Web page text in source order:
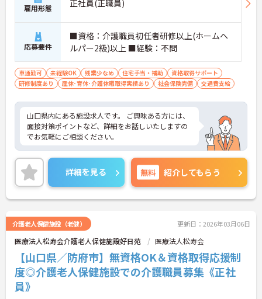
雇用形態 正社員(正職員)
応募要件
■資格：介護職員初任者研修以上(ホームヘ
ルパー2級)以上 ■経験：不問
車通勤可 未経験OK 残業少なめ 住宅手当・補助
資格取得サポート
研修制度あり
産休･育休･介護休暇取得実績あり 社会保険完備 交通費支給
山口県内にある施設求人です。 ご興味ある方には、
面接対策ポイントなど、詳細をお話しいたしますの
でお気軽にご相談ください。
詳細を見る 無料 紹介してもらう
介護老人保健施設（老健） 更新日：2026年03月06日
医療法人松寿会介護老人保健施設好日苑 医療法人松寿会
【山口県／防府市】無資格OK＆資格取得応援制
度◎介護老人保健施設での介護職員募集《正社
員》